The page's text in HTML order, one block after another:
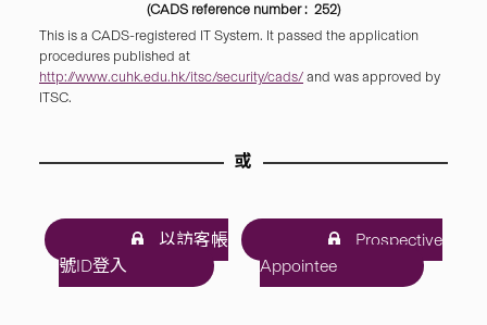
(CADS reference number : 252)
This is a CADS-registered IT System. It passed the application
procedures published at
http://www.cuhk.edu.hk/itsc/security/cads/ and was approved by
ITSC.
或
以訪客帳
號ID登入
Prospective
Appointee